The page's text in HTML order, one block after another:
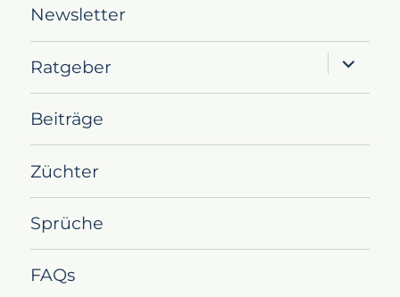
Newsletter
Ratgeber
öffnen
Beiträge
Züchter
Sprüche
FAQs